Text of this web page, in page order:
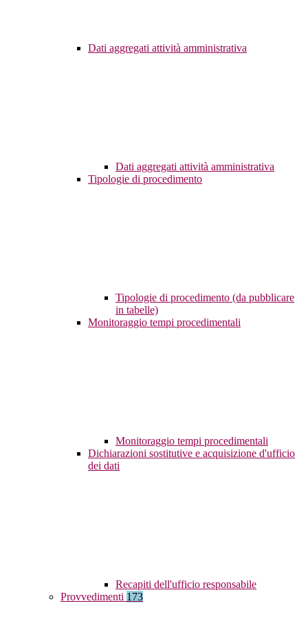
Dati aggregati attività amministrativa
Dati aggregati attività amministrativa
Tipologie di procedimento
Tipologie di procedimento (da pubblicare
in tabelle)
Monitoraggio tempi procedimentali
Monitoraggio tempi procedimentali
Dichiarazioni sostitutive e acquisizione d'ufficio
dei dati
Recapiti dell'ufficio responsabile
Provvedimenti 173